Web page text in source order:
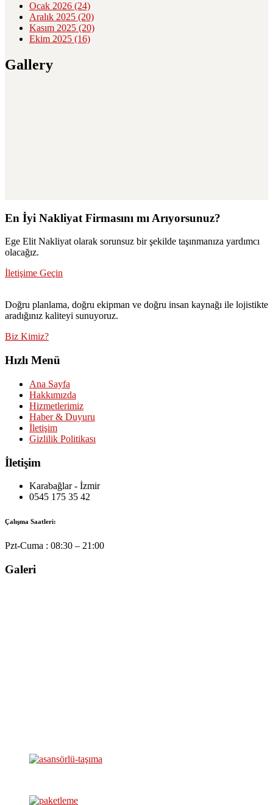
Ocak 2026 (24)
Aralık 2025 (20)
Kasım 2025 (20)
Ekim 2025 (16)
Gallery
En İyi Nakliyat Firmasını mı Arıyorsunuz?
Ege Elit Nakliyat olarak sorunsuz bir şekilde taşınmanıza yardımcı
olacağız.
İletişime Geçin
Doğru planlama, doğru ekipman ve doğru insan kaynağı ile lojistikte
aradığınız kaliteyi sunuyoruz.
Biz Kimiz?
Hızlı Menü
Ana Sayfa
Hakkımızda
Hizmetlerimiz
Haber & Duyuru
İletişim
Gizlilik Politikası
İletişim
Karabağlar - İzmir
0545 175 35 42
Çalışma Saatleri:
Pzt-Cuma : 08:30 – 21:00
Galeri